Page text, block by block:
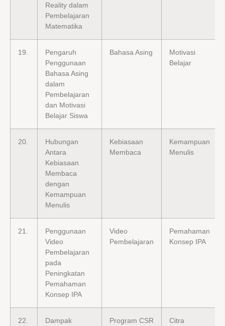
Reality dalam
Pembelajaran
Matematika
19.
Pengaruh
Penggunaan
Bahasa Asing
dalam
Pembelajaran
dan Motivasi
Belajar Siswa
Bahasa Asing
Motivasi
Belajar
20.
Hubungan
Antara
Kebiasaan
Membaca
dengan
Kemampuan
Menulis
Kebiasaan
Membaca
Kemampuan
Menulis
21.
Penggunaan
Video
Pembelajaran
pada
Peningkatan
Pemahaman
Konsep IPA
Video
Pembelajaran
Pemahaman
Konsep IPA
22.
Dampak
Program CSR
Citra